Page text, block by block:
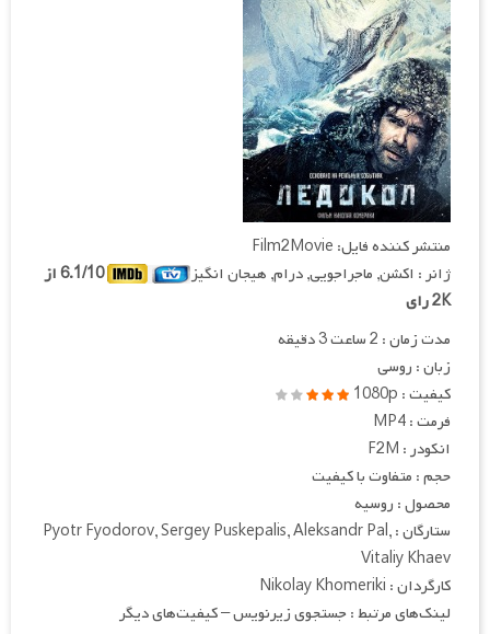
منتشر کننده فایل: Film2Movie
ژانر : اکشن, ماجراجویی, درام, هیجان انگیز
6.1/10 از
2K رای
مدت زمان : 2 ساعت 3 دقیقه
زبان : روسی
کیفیت : 1080p
فرمت : MP4
انکودر : F2M
حجم : متفاوت با کیفیت
محصول : روسیه
ستارگان : Pyotr Fyodorov, Sergey Puskepalis, Aleksandr Pal,
Vitaliy Khaev
کارگردان : Nikolay Khomeriki
لینک‌های مرتبط : جستجوی زیرنویس – کیفیت‌های دیگر